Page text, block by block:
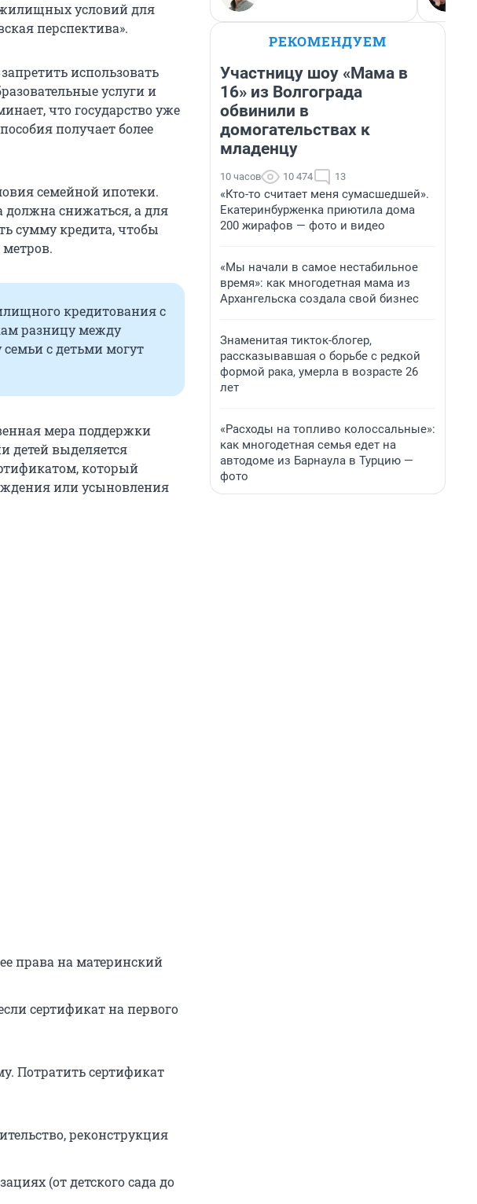
жилищных условий для
перспектива».
использовать
услуги и
что государство уже
получает более
семейной ипотеки.
должна снижаться, а для
сумму кредита, чтобы
кредитования с
разницу между
с детьми могут
мера поддержки
детей выделяется
который
или усыновления
права на материнский
сертификат на первого
Потратить сертификат
реконструкция
(от детского сада до
РЕКОМЕНДУЕМ
Участницу шоу «Мама в
16» из Волгограда
обвинили в
домогательствах к
младенцу
10 часов 10 474 13
«Кто-то считает меня сумасшедшей».
Екатеринбурженка приютила дома
200 жирафов — фото и видео
«Мы начали в самое нестабильное
время»: как многодетная мама из
Архангельска создала свой бизнес
Знаменитая тикток-блогер,
рассказывавшая о борьбе с редкой
формой рака, умерла в возрасте 26
лет
«Расходы на топливо колоссальные»:
как многодетная семья едет на
автодоме из Барнаула в Турцию —
фото